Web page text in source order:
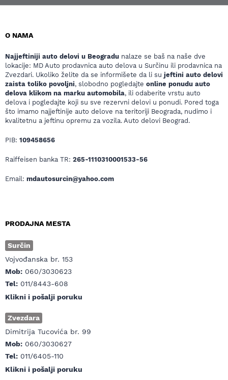
O NAMA
Najjeftiniji auto delovi u Beogradu nalaze se baš na naše dve
lokacije: MD Auto prodavnica auto delova u Surčinu ili prodavnica na
Zvezdari. Ukoliko želite da se informišete da li su jeftini auto delovi
zaista toliko povoljni, slobodno pogledajte online ponudu auto
delova klikom na marku automobila, ili odaberite vrstu auto
delova i pogledajte koji su sve rezervni delovi u ponudi. Pored toga
što imamo najjeftinije auto delove na teritoriji Beograda, nudimo i
kvalitetnu a jeftinu opremu za vozila. Auto delovi Beograd.
PIB: 109458656
Raiffeisen banka TR: 265-1110310001533-56
Email: mdautosurcin@yahoo.com
PRODAJNA MESTA
Surčin
Vojvođanska br. 153
Mob: 060/3030623
Tel: 011/8443-608
Klikni i pošalji poruku
Zvezdara
Dimitrija Tucovića br. 99
Mob: 060/3030627
Tel: 011/6405-110
Klikni i pošalji poruku